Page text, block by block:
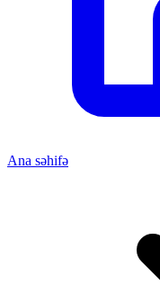
Ana səhifə